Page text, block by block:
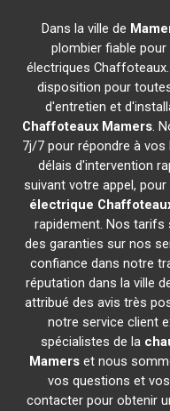
Dans la ville de
plombier fiable
électriques
disposition pour
d'entretien et
Chaffoteaux Mamers.
7j/7 pour répondre à
délais d'intervention
suivant votre appel,
électrique
rapidement. Nos
des garanties sur nos
confiance dans notre
réputation dans la ville
attribué des avis très
notre service client
spécialistes de la
Mamers et nous
vos questions et
contacter pour obtenir